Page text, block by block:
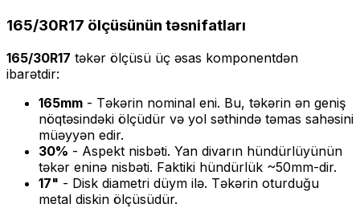
165/30R17 ölçüsünün təsnifatları
165/30R17 təkər ölçüsü üç əsas komponentdən
ibarətdir:
165mm - Təkərin nominal eni. Bu, təkərin ən geniş
nöqtəsindəki ölçüdür və yol səthində təmas sahəsini
müəyyən edir.
30% - Aspekt nisbəti. Yan divarın hündürlüyünün
təkər eninə nisbəti. Faktiki hündürlük ~50mm-dir.
17" - Disk diametri düym ilə. Təkərin oturduğu
metal diskin ölçüsüdür.